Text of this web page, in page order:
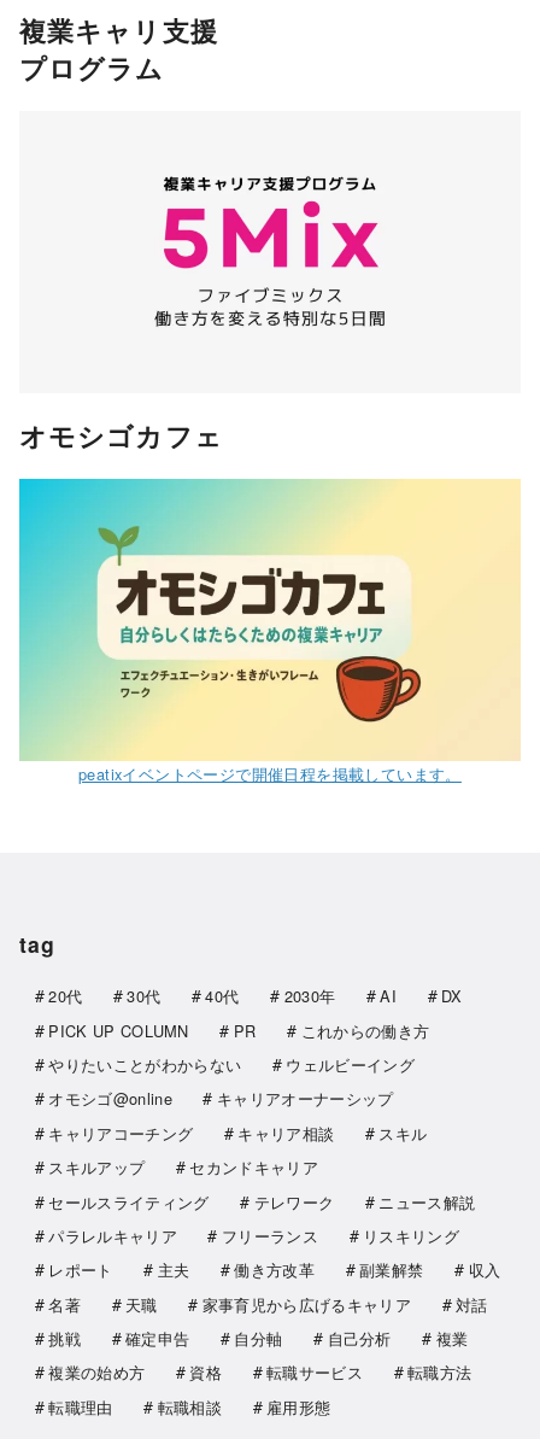
複業キャリ支援
プログラム
オモシゴカフェ
peatixイベントページで開催日程を掲載しています。
tag
20代 30代 40代 2030年 AI
DX
PICK UP COLUMN
PR
これからの働き方
やりたいことがわからない
ウェルビーイング
オモシゴ@online
キャリアオーナーシップ
キャリアコーチング
キャリア相談
スキル
スキルアップ
セカンドキャリア
セールスライティング
テレワーク
ニュース解説
パラレルキャリア
フリーランス
リスキリング
レポート
主夫 働き方改革 副業解禁
収入
名著
天職 家事育児から広げるキャリア
対話
挑戦
確定申告 自分軸 自己分析
複業
複業の始め方
資格 転職サービス
転職方法
転職理由
転職相談 雇用形態